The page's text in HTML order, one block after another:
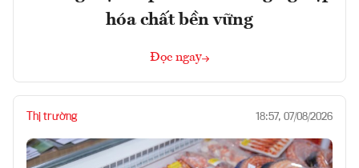
hóa chất bền vững
Đọc ngay
Thị trường 18:57, 07/08/2026